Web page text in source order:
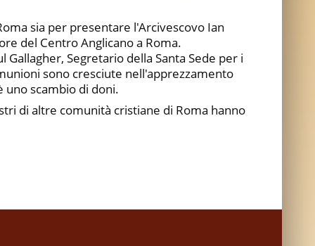
sia per presentare l'Arcivescovo Ian
del Centro Anglicano a Roma.
Segretario della Santa Sede per i
sono cresciute nell'apprezzamento
uno scambio di doni.
di altre comunità cristiane di Roma hanno